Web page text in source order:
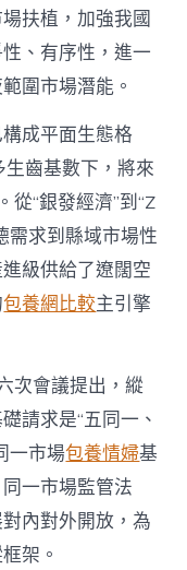
扶植，加強我國
、有序性，進一
圍市場潛能。
成平面生態格
齒基數下，將來
“銀發經濟”到“Z
需求到縣域市場性
級供給了遼闊空
包養網比較主引擎
次會議提出，縱
請求是“五同一、
一市場包養情婦基
一市場監管法
內對外開放，為
架。